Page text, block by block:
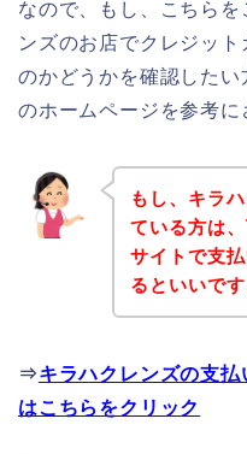
なので、もし、こちら
ンズのお店でクレジッ
のかどうかを確認した
のホームページを参考に
もし、キラ
ている方は
サイトで支
るといいです
⇒キラハクレンズの支
はこちらをクリック